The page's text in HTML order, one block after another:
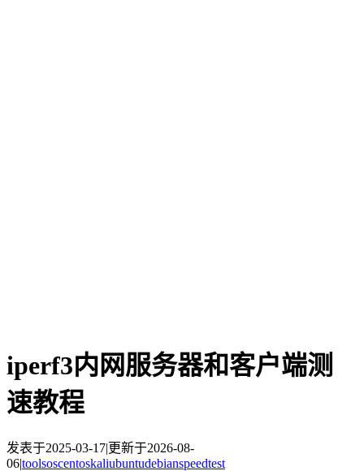
iperf3内网服务器和客户端测
速教程
发表于2025-03-17|更新于2026-08-
06|toolsoscentoskaliubuntudebianspeedtest